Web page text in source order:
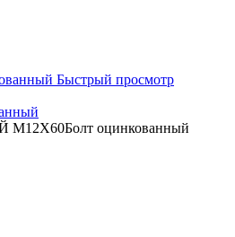
Быстрый просмотр
оцинкованный